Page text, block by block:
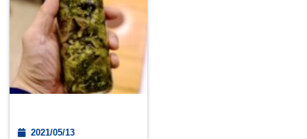
2021/05/13